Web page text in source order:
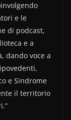
e le
di podcast,
e a
dando voce a
e Sindrome
il territorio